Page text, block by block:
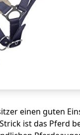
einen guten
ist das Pferd